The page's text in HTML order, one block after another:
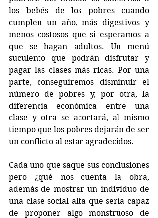
los bebés de los pobres cuando
cumplen un año, más digestivos y
menos costosos que si esperamos a
que se hagan adultos. Un menú
suculento que podrán disfrutar y
pagar las clases más ricas. Por una
parte, conseguiremos disminuir el
número de pobres y, por otra, la
diferencia económica entre una
clase y otra se acortará, al mismo
tiempo que los pobres dejarán de ser
un conflicto al estar agradecidos.
Cada uno que saque sus conclusiones
pero ¿qué nos cuenta la obra,
además de mostrar un individuo de
una clase social alta que sería capaz
de proponer algo monstruoso de